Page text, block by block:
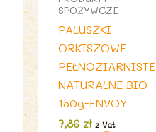
SPOŻYWCZE
PALUSZKI
ORKISZOWE
PEŁNOZIARNISTE
NATURALNE BIO
150g-ENVOY
7,86 zł z Vat